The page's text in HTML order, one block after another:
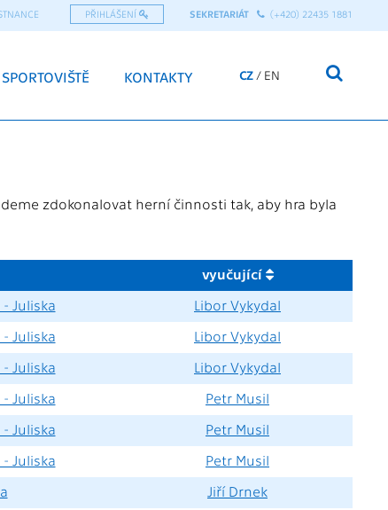
SPORTOVIŠTĚ KONTAKTY
PŘIHLÁŠENÍ SEKRETARIÁT (+420) 22435 1881
CZ EN
zdokonalovat herní činnosti tak, aby hra byla
vyučující
Juliska
Libor Vykydal
Juliska
Libor Vykydal
Juliska
Libor Vykydal
Juliska
Petr Musil
Juliska
Petr Musil
Juliska
Petr Musil
Jiří Drnek